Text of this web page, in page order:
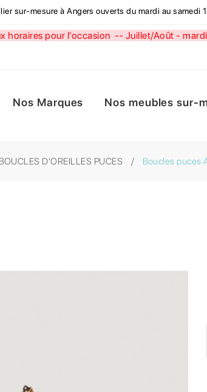
sur-mesure à Angers ouverts du mardi au samedi
horaires pour l'occasion -- Juillet/Août -
Nos Marques Nos meubles sur-
BOUCLES D'OREILLES PUCES Boucles puces